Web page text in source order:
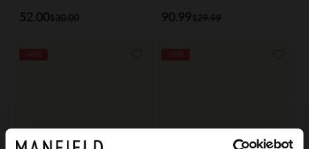
130.00
52.00 129.99
90.99